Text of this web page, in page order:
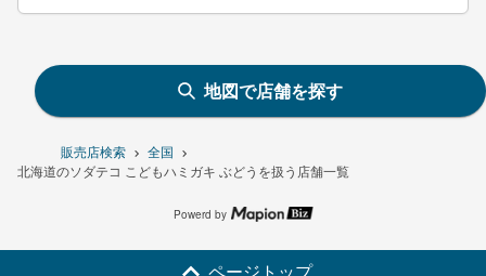
販売店検索
全国
北海道のソダテコ こどもハミガキ ぶどうを扱う店舗一覧
地図で店舗を探す
Powerd by